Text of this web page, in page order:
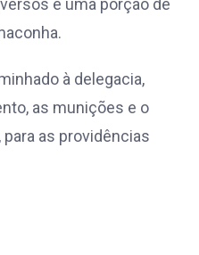
à delegacia,
as munições e o
as providências